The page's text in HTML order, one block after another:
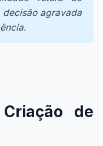
decisão agravada
de